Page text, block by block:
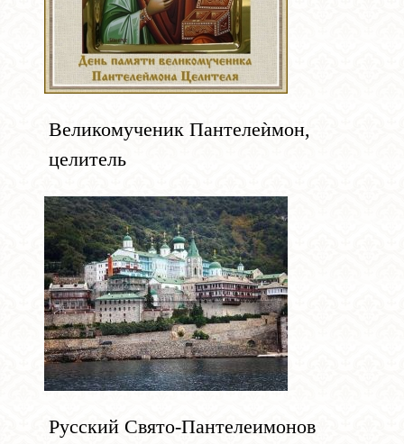
Великомученик Пантелеѝмон,
целитель
Русский Свято-Пантелеимонов